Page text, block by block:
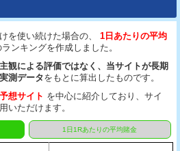
を使い続けた場合の、
1日あたりの平均
ンキングを作成しました。
観による評価ではなく、当サイトが長期
測データをもとに算出したものです。
想サイト を中心に紹介しており、サイ
いただけます。
1日1Rあたりの平均賭金